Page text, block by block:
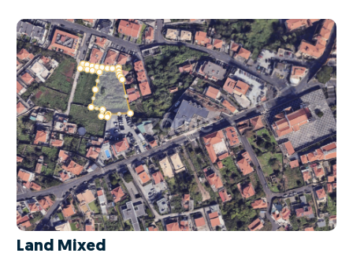
Land Mixed